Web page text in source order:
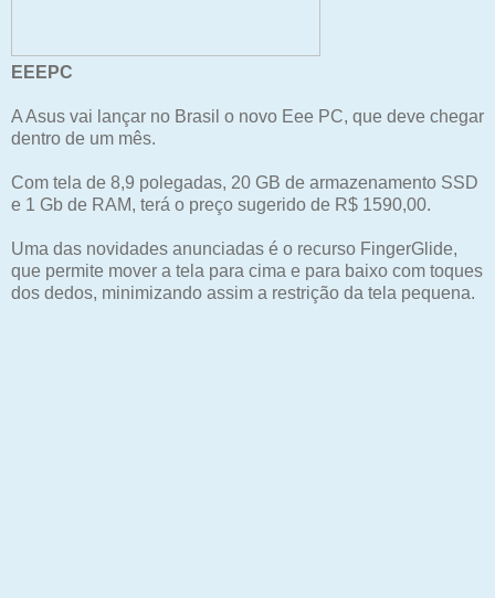
EEEPC
A Asus vai lançar no Brasil o novo Eee PC, que deve chegar
dentro de um mês.
Com tela de 8,9 polegadas, 20 GB de armazenamento SSD
e 1 Gb de RAM, terá o preço sugerido de R$ 1590,00.
Uma das novidades anunciadas é o recurso FingerGlide,
que permite mover a tela para cima e para baixo com toques
dos dedos, minimizando assim a restrição da tela pequena.